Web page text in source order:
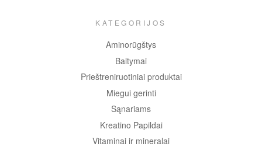
KATEGORIJOS
Aminorūgštys
Baltymai
Prieštreniruotiniai produktai
Miegui gerinti
Sąnariams
Kreatino Papildai
Vitaminai ir mineralai